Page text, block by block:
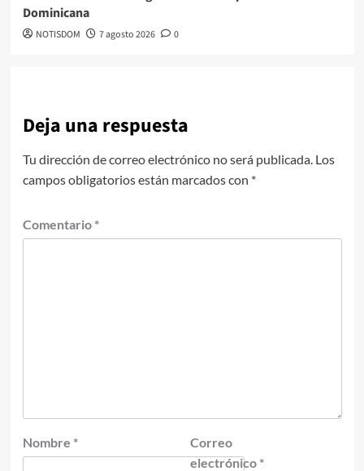
Dominicana
NOTISDOM 7 agosto 2026 0
Deja una respuesta
Tu dirección de correo electrónico no será publicada. Los
campos obligatorios están marcados con *
Comentario *
Nombre *
Correo
electrónico *